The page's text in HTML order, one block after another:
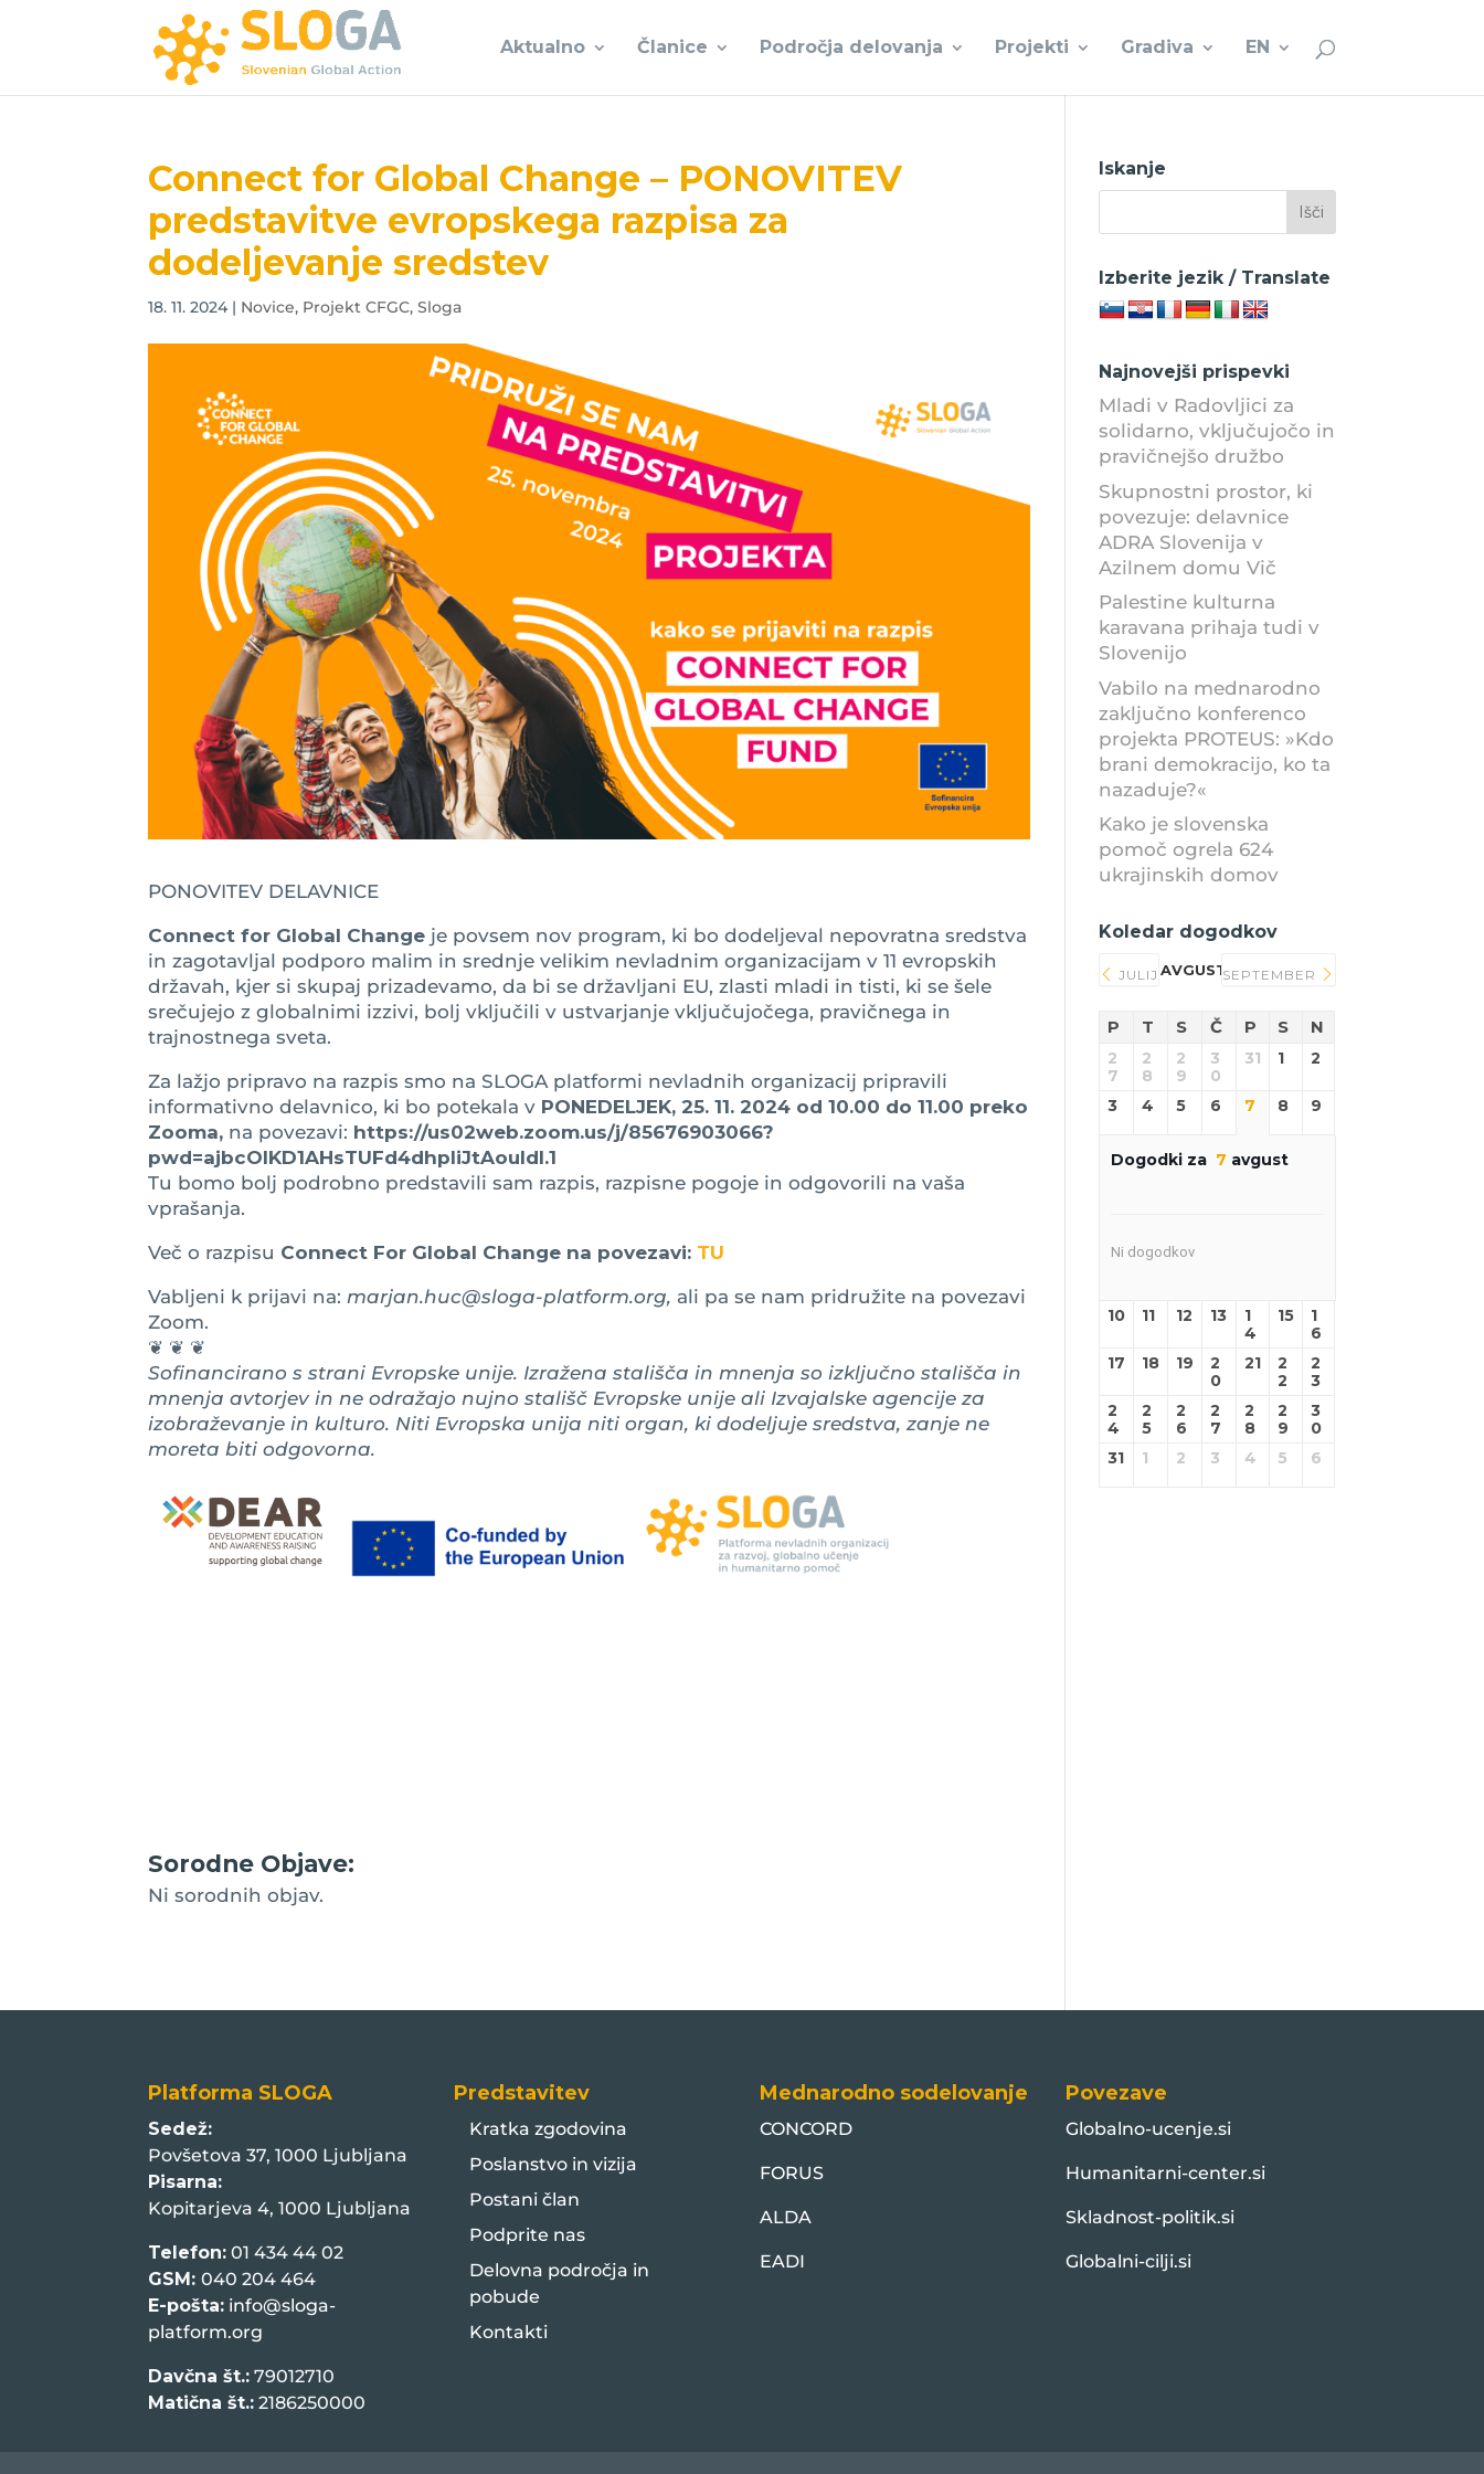
Aktualno Članice Področja delovanja Projekti Gradiva EN
Connect for Global Change – PONOVITEV
predstavitve evropskega razpisa za
dodeljevanje sredstev
18. 11. 2024 | Novice, Projekt CFGC,Sloga
PONOVITEV DELAVNICE
Connect for Global Change je povsem nov program, ki bo dodeljeval nepovratna sredstva
in zagotavljal podporo malim in srednje velikim nevladnim organizacijam v 11 evropskih
državah, kjer si skupaj prizadevamo, da bi se državljani EU, zlasti mladi in tisti, ki se šele
srečujejo z globalnimi izzivi, bolj vključili v ustvarjanje vključujočega, pravičnega in
trajnostnega sveta.
Za lažjo pripravo na razpis smo na SLOGA platformi nevladnih organizacij pripravili
informativno delavnico, ki bo potekala v PONEDELJEK, 25. 11. 2024 od 10.00 do 11.00 preko
Zooma, na povezavi: https://us02web.zoom.us/j/85676903066?
pwd=ajbcOlKD1AHsTUFd4dhpliJtAouIdl.1
Tu bomo bolj podrobno predstavili sam razpis, razpisne pogoje in odgovorili na vaša
vprašanja.
Več o razpisu Connect For Global Change na povezavi: TU
Vabljeni k prijavi na: marjan.huc@sloga-platform.org, ali pa se nam pridružite na povezavi
Zoom.
❦ ❦ ❦
Sofinancirano s strani Evropske unije. Izražena stališča in mnenja so izključno stališča in
mnenja avtorjev in ne odražajo nujno stališč Evropske unije ali Izvajalske agencije za
izobraževanje in kulturo. Niti Evropska unija niti organ, ki dodeljuje sredstva, zanje ne
moreta biti odgovorna.
Sorodne Objave:
Ni sorodnih objav.
Iskanje
Izberite jezik / Translate
Najnovejši prispevki
Mladi v Radovljici za
solidarno, vključujočo in
pravičnejšo družbo
Skupnostni prostor, ki
povezuje: delavnice
ADRA Slovenija v
Azilnem domu Vič
Palestine kulturna
karavana prihaja tudi v
Slovenijo
Vabilo na mednarodno
zaključno konferenco
projekta PROTEUS: »Kdo
brani demokracijo, ko ta
nazaduje?«
Kako je slovenska
pomoč ogrela 624
ukrajinskih domov
Koledar dogodkov
JULIJ AVGUST 2026
SEPTEMBER
P T S Č P S N
2
7
2
8
2
9
3
0
31 1 2
3 4 5 6 7 8 9
Dogodki za 7 avgust
Ni dogodkov
10 11 12 13
1
4
15
1
6
17
18 19
2
0
21
2
2
2
3
2
4
2
5
2
6
2
7
2
8
2
9
3
0
31
1 2 3 4 5 6
Platforma SLOGA
Sedež:
Povšetova 37, 1000 Ljubljana
Pisarna:
Kopitarjeva 4, 1000 Ljubljana
Telefon: 01 434 44 02
GSM:040 204 464
E-pošta: info@sloga-
platform.org
Davčna št.: 79012710
Matična št.: 2186250000
Predstavitev
Kratka zgodovina
Poslanstvo in vizija
Postani član
Podprite nas
Delovna področja in
pobude
Kontakti
Mednarodno sodelovanje
CONCORD
FORUS
ALDA
EADI
Povezave
Globalno-ucenje.si
Humanitarni-center.si
Skladnost-politik.si
Globalni-cilji.si